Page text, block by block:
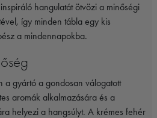
hangulatát ötvözi a minőségi
így minden tábla egy kis
a mindennapokba.
a gyártó a gondosan válogatott
aromák alkalmazására és a
helyezi a hangsúlyt. A krémes fehér